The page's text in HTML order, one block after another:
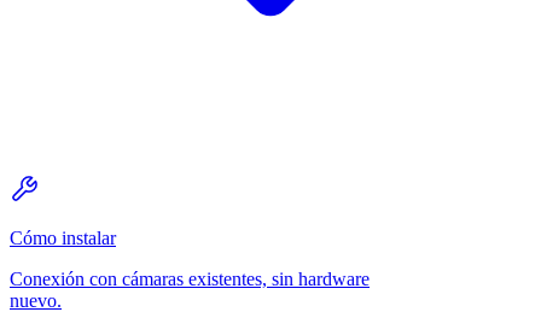
Cómo instalar
Conexión con cámaras existentes, sin hardware
nuevo.